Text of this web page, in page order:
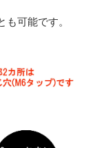
可能です。